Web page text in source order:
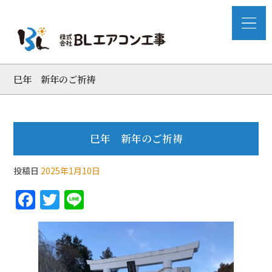
巳年 新年のご祈祷
巳年 新年のご祈祷
投稿日 2025年1月10日
F
a
c
e
T
w
itt
er
n
e